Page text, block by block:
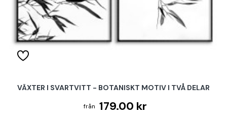
VÄXTER I SVARTVITT - BOTANISKT MOTIV I TVÅ DELAR
179.00 kr